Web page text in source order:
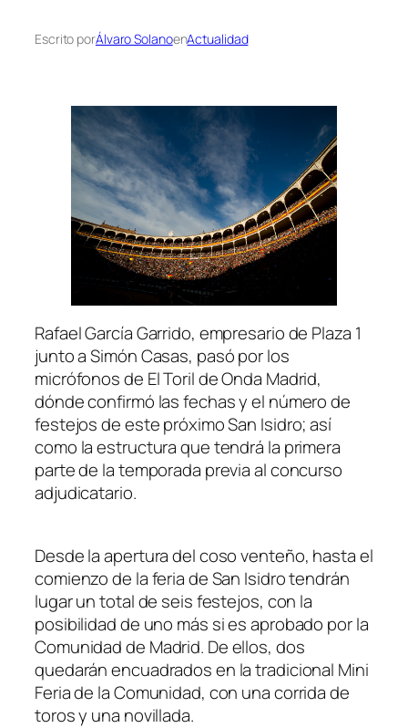
Escrito porÁlvaro SolanoenActualidad
Rafael García Garrido, empresario de Plaza 1
junto a Simón Casas, pasó por los
micrófonos de El Toril de Onda Madrid,
dónde confirmó las fechas y el número de
festejos de este próximo San Isidro; así
como la estructura que tendrá la primera
parte de la temporada previa al concurso
adjudicatario.
Desde la apertura del coso venteño, hasta el
comienzo de la feria de San Isidro tendrán
lugar un total de seis festejos, con la
posibilidad de uno más si es aprobado por la
Comunidad de Madrid. De ellos, dos
quedarán encuadrados en la tradicional Mini
Feria de la Comunidad, con una corrida de
toros y una novillada.